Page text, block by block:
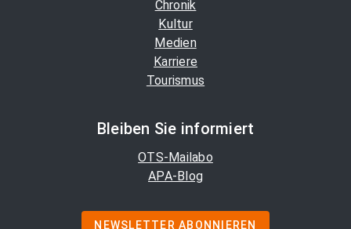
Chronik
Kultur
Medien
Karriere
Tourismus
Bleiben Sie informiert
OTS-Mailabo
APA-Blog
NEWSLETTER ABONNIEREN